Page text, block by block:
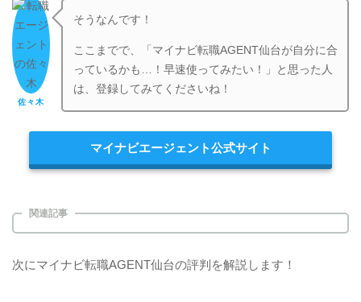
佐々木
そうなんです！
ここまでで、「マイナビ転職AGENT仙台が自分に合
っているかも…！早速使ってみたい！」と思った人
は、登録してみてくださいね！
マイナビエージェント公式サイト
関連記事
次にマイナビ転職AGENT仙台の評判を解説します！